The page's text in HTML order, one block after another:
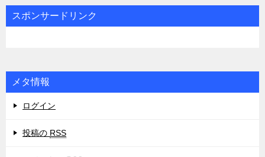
リ
ー
スポンサードリンク
メタ情報
ログイン
投稿の RSS